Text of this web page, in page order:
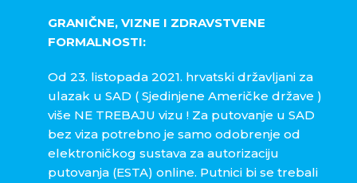
GRANIČNE, VIZNE I ZDRAVSTVENE
FORMALNOSTI:
Od 23. listopada 2021. hrvatski državljani za
ulazak u SAD ( Sjedinjene Američke države )
više NE TREBAJU vizu ! Za putovanje u SAD
bez viza potrebno je samo odobrenje od
elektroničkog sustava za autorizaciju
putovanja (ESTA) online. Putnici bi se trebali